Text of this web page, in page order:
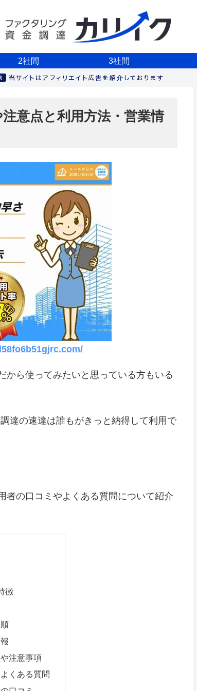
2社間 3社間
意点と利用方法・営業情
から使ってみたいと思っている方もいる
達の速達は誰もがきっと納得して利用で
者の口コミやよくある質問について紹介
徴
注意事項
くある質問